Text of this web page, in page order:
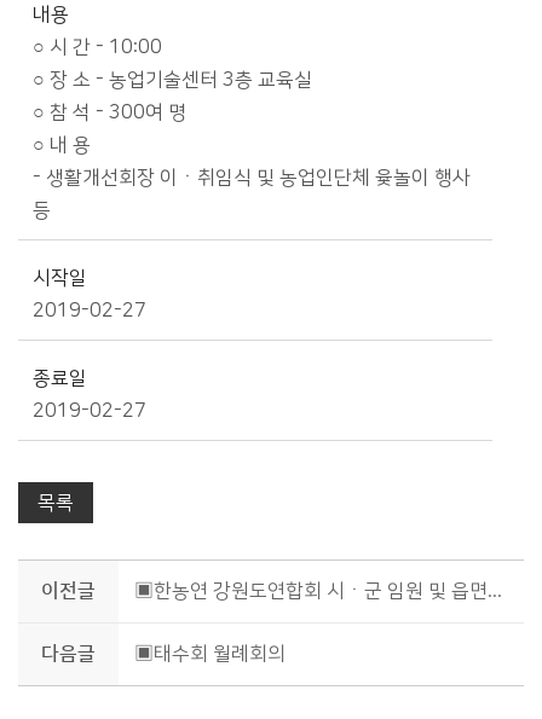
내용
○ 시 간 - 10:00
○ 장 소 - 농업기술센터 3층 교육실
○ 참 석 - 300여 명
○ 내 용
- 생활개선회장 이ㆍ취임식 및 농업인단체 윷놀이 행사
등
시작일
2019-02-27
종료일
2019-02-27
목록
이전글 ▣한농연 강원도연합회 시ㆍ군 임원 및 읍면회장 교육
다음글 ▣태수회 월례회의